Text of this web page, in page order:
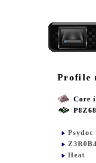
Profile
Core
Psydoc
Heat